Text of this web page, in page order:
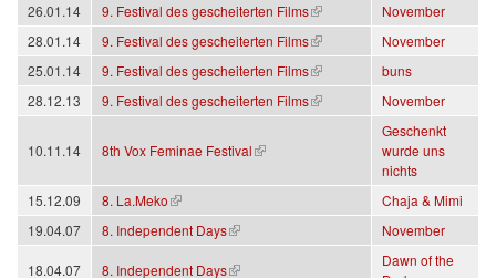
26.01.14
9. Festival des gescheiterten Films
(Link ist extern)
November
28.01.14
9. Festival des gescheiterten Films
(Link ist extern)
November
25.01.14
9. Festival des gescheiterten Films
(Link ist extern)
buns
28.12.13
9. Festival des gescheiterten Films
(Link ist extern) November
10.11.14 8th Vox Feminae Festival
(Link ist extern)
Geschenkt
wurde uns
nichts
15.12.09
8. La.Meko
(Link ist extern)
Chaja & Mimi
19.04.07
8. Independent Days
(Link ist extern) November
18.04.07 8. Independent Days
(Link ist extern)
Dawn of the